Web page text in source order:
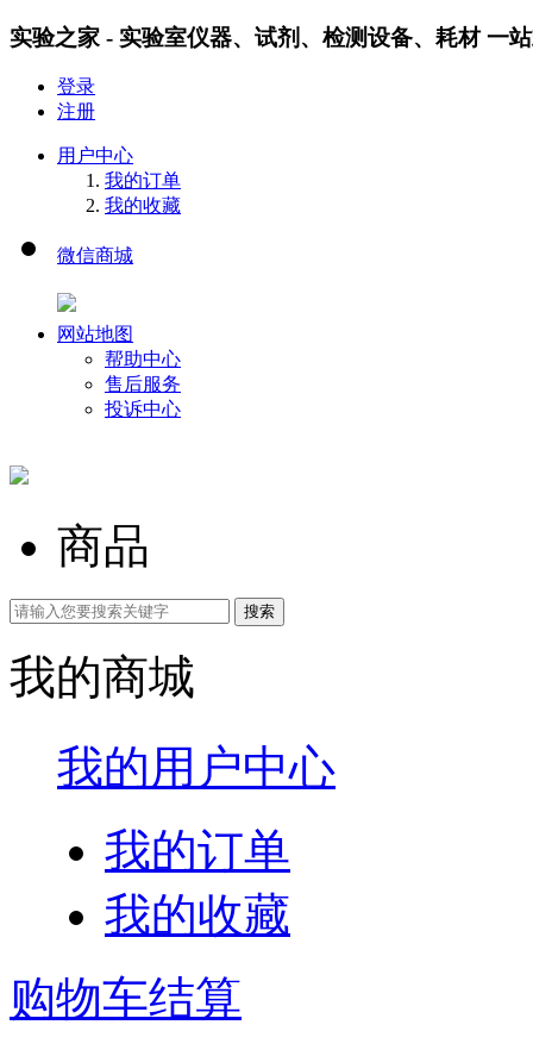
实验之家 - 实验室仪器、试剂、检测设备、耗材 一
登录
注册
用户中心
我的订单
我的收藏
微信商城
网站地图
帮助中心
售后服务
投诉中心
商品
我的商城
我的用户中心
我的订单
我的收藏
购物车结算